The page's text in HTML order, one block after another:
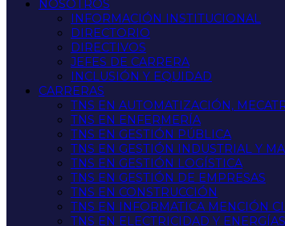
NOSOTROS
INFORMACIÓN INSTITUCIONAL
DIRECTORIO
DIRECTIVOS
JEFES DE CARRERA
INCLUSIÓN Y EQUIDAD
CARRERAS
TNS EN AUTOMATIZACIÓN,
TNS EN ENFERMERÍA
TNS EN GESTIÓN PÚBLICA
TNS EN GESTIÓN INDUSTRIAL Y
TNS EN GESTIÓN LOGÍSTICA
TNS EN GESTIÓN DE EMPRESAS
TNS EN CONSTRUCCIÓN
TNS EN INFORMATICA MENCIÓN
TNS EN ELECTRICIDAD Y ENERGÍAS